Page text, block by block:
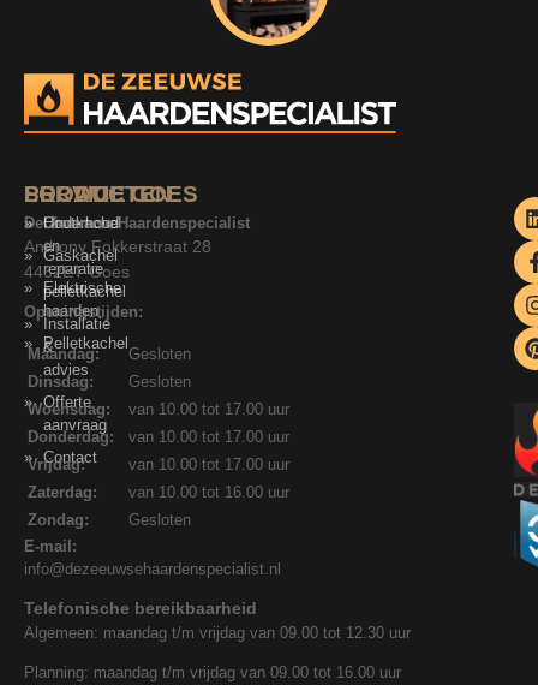
SERVICE
Onderhoud
en
reparatie
pelletkachel
Installatie
&
advies
Offerte
aanvraag
Contact
PRODUCTEN
Houtkachel
Gaskachel
Elektrische
haarden
Pelletkachel
LOCATIE GOES
De Zeeuwse Haardenspecialist
Anthony Fokkerstraat 28
4462ET Goes
Openingstijden:
Maandag:
Gesloten
Dinsdag:
Gesloten
Woensdag:
van 10.00 tot 17.00 uur
Donderdag:
van 10.00 tot 17.00 uur
Vrijdag:
van 10.00 tot 17.00 uur
Zaterdag:
van 10.00 tot 16.00 uur
Zondag:
Gesloten
E-mail:
info@dezeeuwsehaardenspecialist.nl
Telefonische bereikbaarheid
Algemeen: maandag t/m vrijdag van 09.00 tot 12.30 uur
Planning: maandag t/m vrijdag van 09.00 tot 16.00 uur